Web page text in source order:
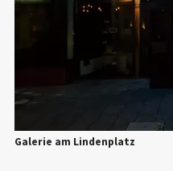
Galerie am Lindenplatz